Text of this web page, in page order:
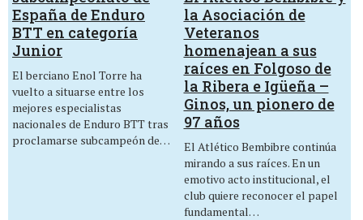
España de Enduro
BTT en categoría
Junior
El berciano Enol Torre ha
vuelto a situarse entre los
mejores especialistas
nacionales de Enduro BTT tras
proclamarse subcampeón de…
la Asociación de
Veteranos
homenajean a sus
raíces en Folgoso de
la Ribera e Igüeña –
Ginos, un pionero de
97 años
El Atlético Bembibre continúa
mirando a sus raíces. En un
emotivo acto institucional, el
club quiere reconocer el papel
fundamental…